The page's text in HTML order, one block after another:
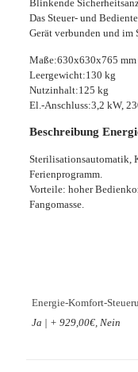
Blinkende
Das Steuer- und
Gerät verbunden und im
Maße:630x630x765
Leergewicht:130 kg
Nutzinhalt:125 kg
El.-Anschluss:3,2 kW,
Beschreibung
Sterilisationsautomatik,
Ferienprogramm.
Vorteile: hoher
Fangomasse.
Energie-Komfort-
Ja | + 929,00€, Nein